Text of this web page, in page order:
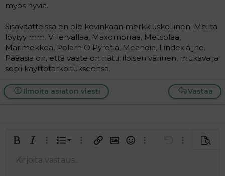
myös hyviä.
Sisävaatteissa en ole kovinkaan merkkiuskollinen. Meiltä
löytyy mm. Villervallaa, Maxomorraa, Metsolaa,
Marimekkoa, Polarn O Pyretiä, Meandia, Lindexiä jne.
Pääasia on, että vaate on nätti, iloisen värinen, mukava ja
sopii käyttötarkoitukseensa.
Vastaa
Ilmoita asiaton viesti
LihavoituKursivoitu
Laajennettuun editoriin…
Lista
Järjestetty lista
Laajennettuun editoriin…
Lisää hyperlinkki
Lisää kuva
HymiötLaajennettuun
Kumoa
Fontin koko
9
Tekstiväri
KirjasintyyliArial
Yliviivaa
Tasaus Tasaa vasemmalle
Paragraph format
Normal
LainausLisää video/media
Lisää taulukko
Insert horizontal line
Tee uudelleen
BBCode-näkymä
Poista muotoilu
Luonnokset
Kirjoita vastaus...